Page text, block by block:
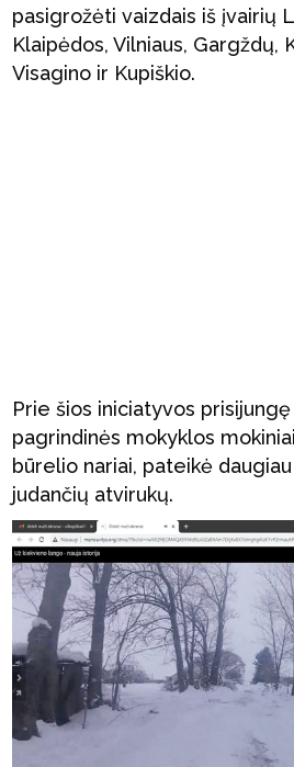
pasigrožėti vaizdais iš įvairių
Klaipėdos, Vilniaus, Gargždų,
Visagino ir Kupiškio.
Prie šios iniciatyvos
pagrindinės mokyklos
būrelio nariai, pateikė
judančių atvirukų.